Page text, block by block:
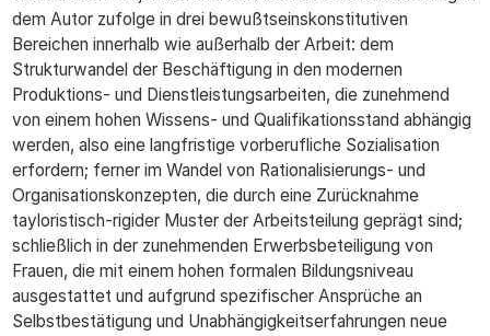
dem Autor zufolge in drei bewußtseinskonstitutiven
Bereichen innerhalb wie außerhalb der Arbeit: dem
Strukturwandel der Beschäftigung in den modernen
Produktions- und Dienstleistungsarbeiten, die zunehmend
von einem hohen Wissens- und Qualifikationsstand abhängig
werden, also eine langfristige vorberufliche Sozialisation
erfordern; ferner im Wandel von Rationalisierungs- und
Organisationskonzepten, die durch eine Zurücknahme
tayloristisch-rigider Muster der Arbeitsteilung geprägt sind;
schließlich in der zunehmenden Erwerbsbeteiligung von
Frauen, die mit einem hohen formalen Bildungsniveau
ausgestattet und aufgrund spezifischer Ansprüche an
Selbstbestätigung und Unabhängigkeitserfahrungen neue